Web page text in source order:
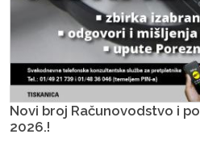
Novi broj Računovodstvo i
2026.!